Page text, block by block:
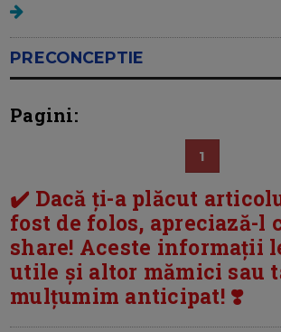
PRECONCEPTIE
Pagini:
1
✔️ Dacă ți-a plăcut
fost de folos, apreciază-l
share! Aceste informații
utile și altor mămici sau
mulțumim anticipat! ❣️